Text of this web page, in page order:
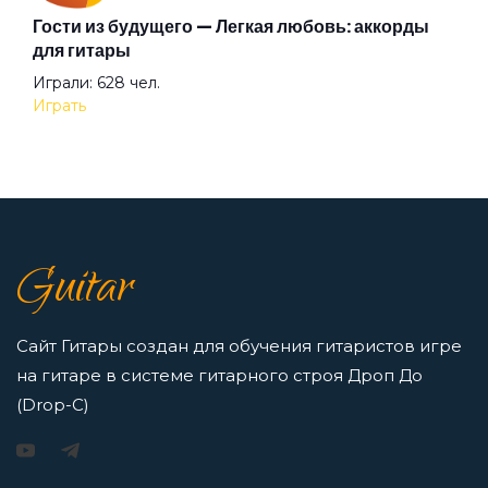
Виноград
Внезапно
Вот и все мои песенки
Аккорды для начинающих играть на гитаре —
легкие и простые песни на гитаре
Просмотров: 23256 чел.
Перейти
Просмотров: 16414 чел.
Перейти
Игорь Растеряев — Безрукавочка: аккорды для
Гости из будущего — Легкая любовь: аккорды
для гитары
Играли: 628 чел.
Играть
Guitar
Сайт Гитары создан для обучения гитаристов игре
на гитаре в системе гитарного строя Дроп До
(Drop-C)